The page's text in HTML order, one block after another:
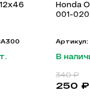
Honda
001-020
В
250 ₽
340 ₽